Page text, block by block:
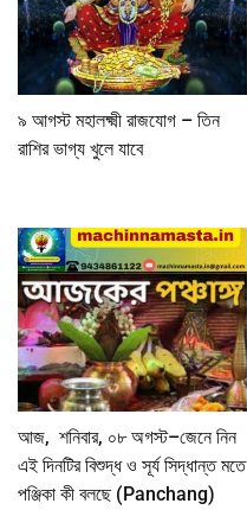
৯ আগস্ট মহালক্ষ্মী রাজযোগ – তিন
রাশির ভাগ্য খুলে যাবে
আজ, শনিবার, ০৮ অগস্ট–জেনে নিন
এই দিনটির বিশুদ্ধ ও সূর্য সিদ্ধান্ত মতে
পঞ্জিকা কী বলছে (Panchang)